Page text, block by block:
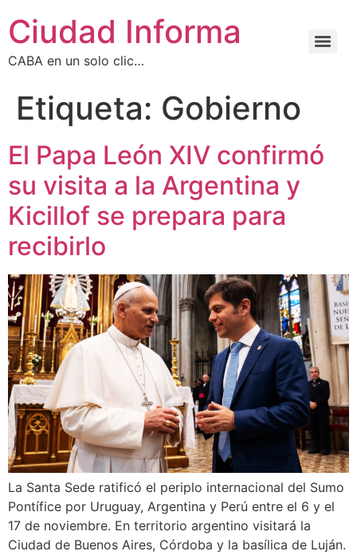
Ciudad Informa
CABA en un solo clic…
Etiqueta: Gobierno
El Papa León XIV confirmó
su visita a la Argentina y
Kicillof se prepara para
recibirlo
La Santa Sede ratificó el periplo internacional del Sumo
Pontífice por Uruguay, Argentina y Perú entre el 6 y el
17 de noviembre. En territorio argentino visitará la
Ciudad de Buenos Aires, Córdoba y la basílica de Luján.